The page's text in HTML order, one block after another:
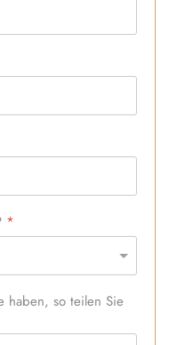
*
haben, so teilen Sie